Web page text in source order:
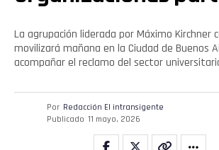
La agrupación liderada por Máximo Kirchner
movilizará mañana en la Ciudad de Buenos
acompañar el reclamo del sector
Por Redacción El intransigente
Publicado 11 mayo, 2026